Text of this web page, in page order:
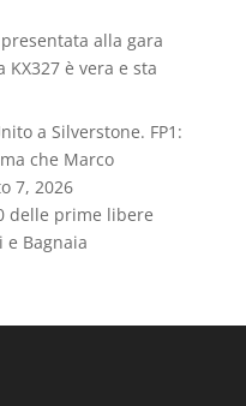
alla gara
è vera e sta
a Silverstone. FP1:
che Marco
7, 2026
delle prime libere
Bagnaia